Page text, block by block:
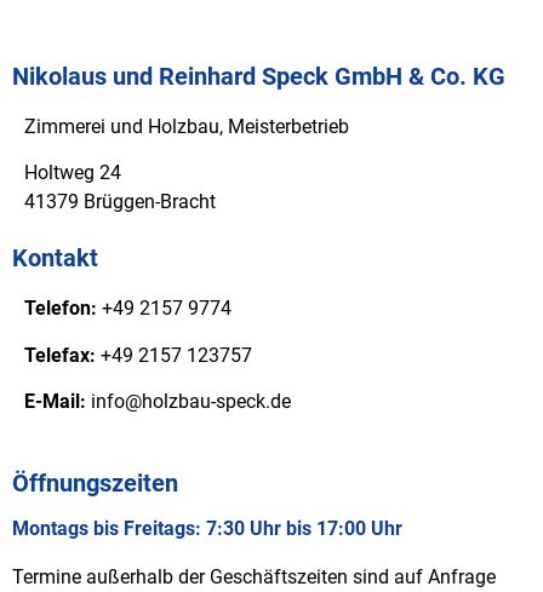
Nikolaus und Reinhard Speck GmbH & Co. KG
Zimmerei und Holzbau, Meisterbetrieb
Holtweg 24
41379 Brüggen-Bracht
Kontakt
Telefon: +49 2157 9774
Telefax: +49 2157 123757
E-Mail: info@holzbau-speck.de
Öffnungszeiten
Montags bis Freitags: 7:30 Uhr bis 17:00 Uhr
Termine außerhalb der Geschäftszeiten sind auf Anfrage